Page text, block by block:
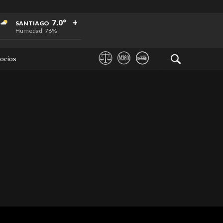
SANTIAGO 7.0°
Humedad 76%
+
+
+